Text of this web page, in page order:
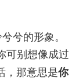
兮的形象。
可别想像成过
，那意思是你